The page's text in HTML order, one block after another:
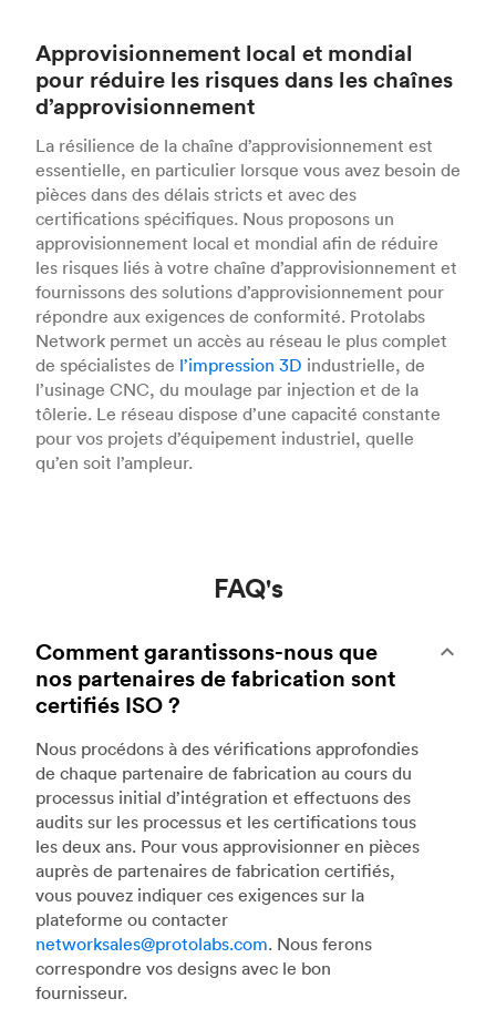
Approvisionnement local et mondial
pour réduire les risques dans les chaînes
d’approvisionnement
La résilience de la chaîne d’approvisionnement est
essentielle, en particulier lorsque vous avez besoin de
pièces dans des délais stricts et avec des
certifications spécifiques. Nous proposons un
approvisionnement local et mondial afin de réduire
les risques liés à votre chaîne d’approvisionnement et
fournissons des solutions d’approvisionnement pour
répondre aux exigences de conformité. Protolabs
Network permet un accès au réseau le plus complet
de spécialistes de l’impression 3D industrielle, de
l’usinage CNC, du moulage par injection et de la
tôlerie. Le réseau dispose d’une capacité constante
pour vos projets d’équipement industriel, quelle
qu’en soit l’ampleur.
FAQ's
Comment garantissons-nous que
nos partenaires de fabrication sont
certifiés ISO ?
Nous procédons à des vérifications approfondies
de chaque partenaire de fabrication au cours du
processus initial d’intégration et effectuons des
audits sur les processus et les certifications tous
les deux ans. Pour vous approvisionner en pièces
auprès de partenaires de fabrication certifiés,
vous pouvez indiquer ces exigences sur la
plateforme ou contacter
networksales@protolabs.com. Nous ferons
correspondre vos designs avec le bon
fournisseur.